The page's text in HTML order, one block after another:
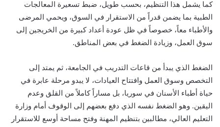
كما يشمل هذا التنظيم، بحسب طويل، ضبط تسعيرة المعالجات
الطبية بما يضمن قدراً من الاستقرار في السوق، ويحمي المرضى
والأطباء معاً، خصوصاً في ظل عودة أعداد كبيرة من الخريجين إلى
سوق العمل، وزيادة الضغط في بعض المناطق.
الضغط الذي يبدأ من قاعات التدريب في الجامعة، ثم يمتد إلى
التخصص وسوق العمل وافتتاح العيادات، لا يبدو مرحلة عابرة في
حياة أطباء الأسنان في سوريا، بل مساراً كاملاً من القلق وعدم
اليقين. وهو الضغط نفسه الذي دفع بعضهم إلى الوقوف أمام وزارة
التعليم العالي، مطالبين بتنظيم المهنة وفتح مساحة أوسع للاستقرار